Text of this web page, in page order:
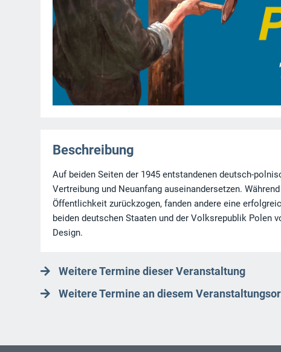
Beschreibung
Auf beiden Seiten der 1945 entstandenen deutsch-
Vertreibung und Neuanfang auseinandersetzen.
Öffentlichkeit zurückzogen, fanden andere eine
beiden deutschen Staaten und der Volksrepublik Polen
Design.
Weitere Termine dieser Veranstaltung
Weitere Termine an diesem